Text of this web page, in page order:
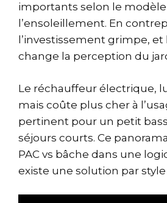
importants selon le
l’ensoleillement. En
l’investissement grimpe, et
change la perception du
Le réchauffeur électrique,
mais coûte plus cher à
pertinent pour un petit
séjours courts. Ce
PAC vs bâche dans une
existe une solution par style